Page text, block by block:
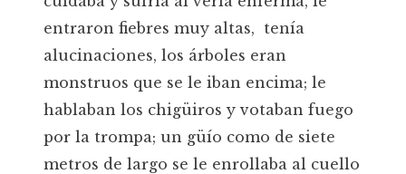
entraron fiebres muy altas, tenía
alucinaciones, los árboles eran
monstruos que se le iban encima; le
hablaban los chigüiros y votaban fuego
por la trompa; un güío como de siete
metros de largo se le enrollaba al cuello